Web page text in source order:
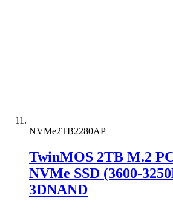
NVMe2TB2280AP
TwinMOS 2TB M.2
NVMe SSD (3600-
3DNAND